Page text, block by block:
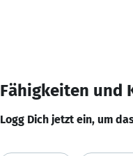
Fähigkeiten und
Logg Dich jetzt ein, um